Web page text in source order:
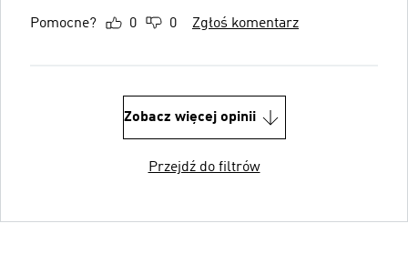
Pomocne? 0 0 Zgłoś komentarz
Zobacz więcej opinii
Przejdź do filtrów